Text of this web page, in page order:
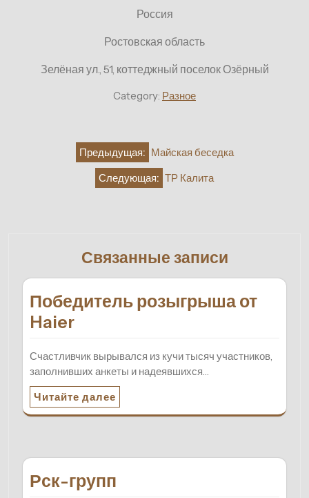
Россия
Ростовская область
Зелёная ул., 51, коттеджный поселок Озёрный
Category: Разное
НавигацияПредыдущая: Майская беседка
Следующая: ТР Калита
Связанные записи
Победитель розыгрыша от
Haier
Счастливчик вырывался из кучи тысяч участников,
заполнивших анкеты и надеявшихся…
Читайте далее
Рск-групп